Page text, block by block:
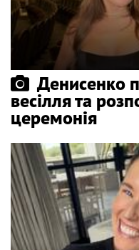
Денисенко
весілля та
церемонія